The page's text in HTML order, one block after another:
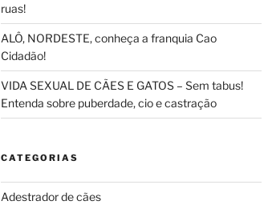
ruas!
ALÔ, NORDESTE, conheça a franquia Cao
Cidadão!
VIDA SEXUAL DE CÃES E GATOS – Sem tabus!
Entenda sobre puberdade, cio e castração
CATEGORIAS
Adestrador de cães